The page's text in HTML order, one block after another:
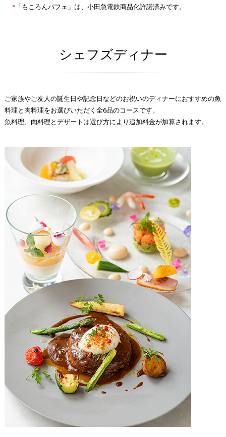
「もころんパフェ」は、小田急電鉄商品化許諾済みです。
シェフズディナー
ご家族やご友人の誕生日や記念日などのお祝いのディナーにおすすめの魚
料理と肉料理をお選びいただく全6品のコースです。
魚料理、肉料理とデザートは選び方により追加料金が加算されます。